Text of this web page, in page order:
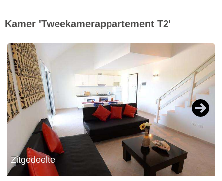
Kamer 'Tweekamerappartement T2'
Zitgedeelte
Next